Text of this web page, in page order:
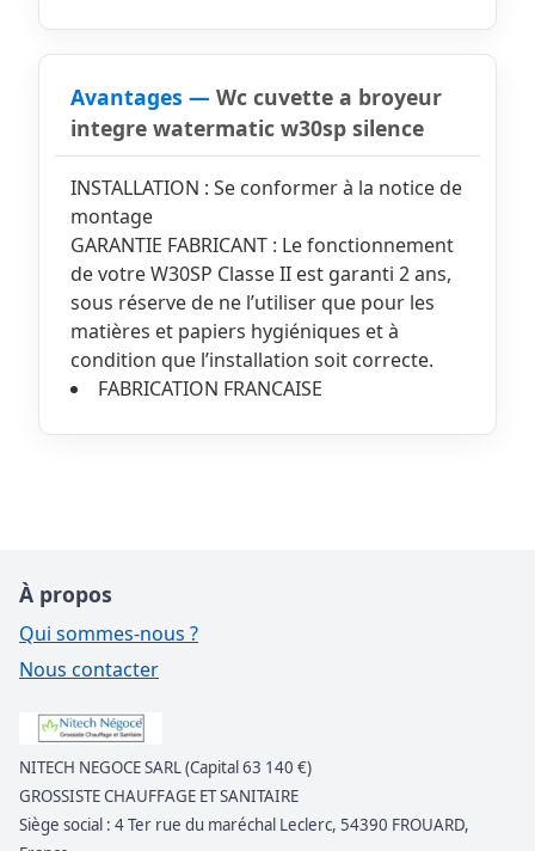
Avantages — Wc cuvette a broyeur
integre watermatic w30sp silence
INSTALLATION : Se conformer à la notice de
montage
GARANTIE FABRICANT : Le fonctionnement
de votre W30SP Classe II est garanti 2 ans,
sous réserve de ne l’utiliser que pour les
matières et papiers hygiéniques et à
condition que l’installation soit correcte.
FABRICATION FRANCAISE
À propos
Qui sommes-nous ?
Nous contacter
NITECH NEGOCE SARL (Capital 63 140 €)
GROSSISTE CHAUFFAGE ET SANITAIRE
Siège social : 4 Ter rue du maréchal Leclerc, 54390 FROUARD,